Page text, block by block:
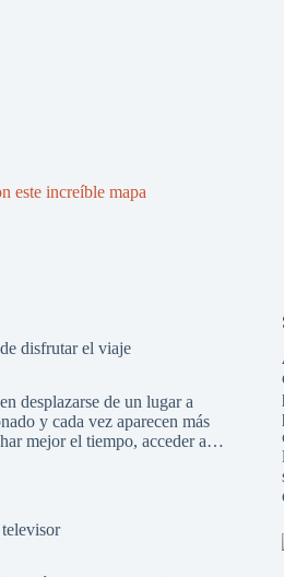
este increíble mapa
disfrutar el viaje
desplazarse de un lugar a
y cada vez aparecen más
mejor el tiempo, acceder a…